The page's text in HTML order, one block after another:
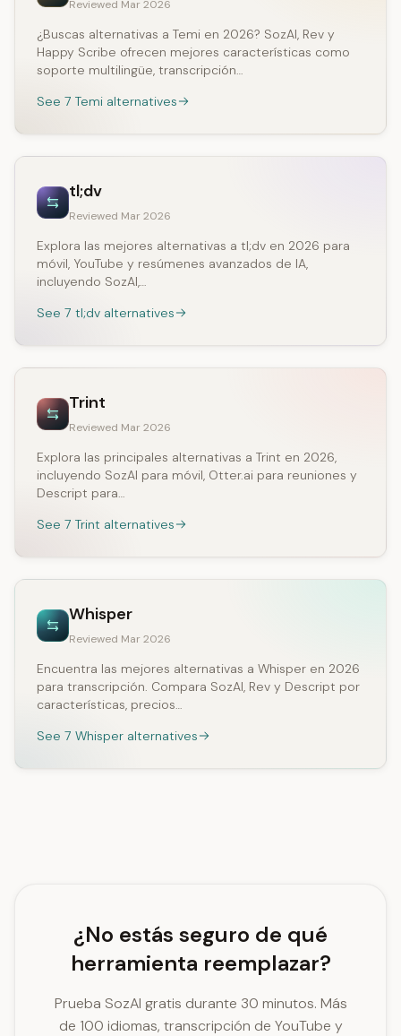
Reviewed Mar 2026
¿Buscas alternativas a Temi en 2026? SozAI, Rev y
Happy Scribe ofrecen mejores características como
soporte multilingüe, transcripción…
See 7 Temi alternatives
tl;dv
Reviewed Mar 2026
Explora las mejores alternativas a tl;dv en 2026 para
móvil, YouTube y resúmenes avanzados de IA,
incluyendo SozAI,…
See 7 tl;dv alternatives
Trint
Reviewed Mar 2026
Explora las principales alternativas a Trint en 2026,
incluyendo SozAI para móvil, Otter.ai para reuniones y
Descript para…
See 7 Trint alternatives
Whisper
Reviewed Mar 2026
Encuentra las mejores alternativas a Whisper en 2026
para transcripción. Compara SozAI, Rev y Descript por
características, precios…
See 7 Whisper alternatives
¿No estás seguro de qué
herramienta reemplazar?
Prueba SozAI gratis durante 30 minutos. Más
de 100 idiomas, transcripción de YouTube y